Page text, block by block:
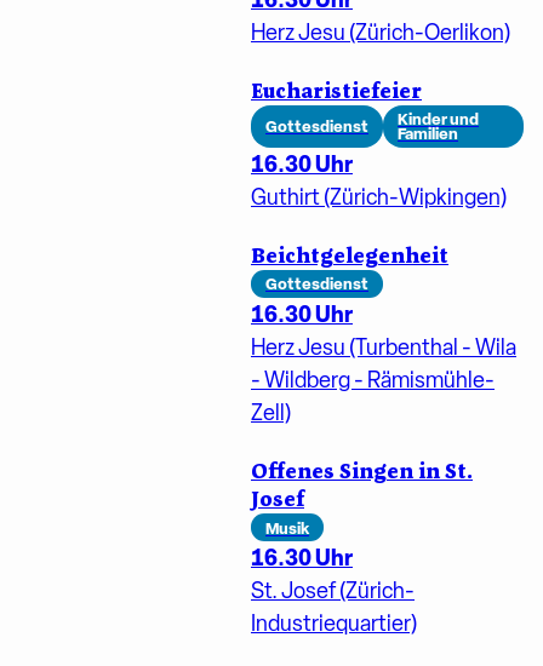
Herz Jesu (Zürich-Oerlikon)
Eucharistiefeier
Gottesdienst Kinder und
Familien
16.30 Uhr
Guthirt (Zürich-Wipkingen)
Beichtgelegenheit
Gottesdienst
16.30 Uhr
Herz Jesu (Turbenthal - Wila
- Wildberg - Rämismühle-
Zell)
Offenes Singen in St.
Josef
Musik
16.30 Uhr
St. Josef (Zürich-
Industriequartier)